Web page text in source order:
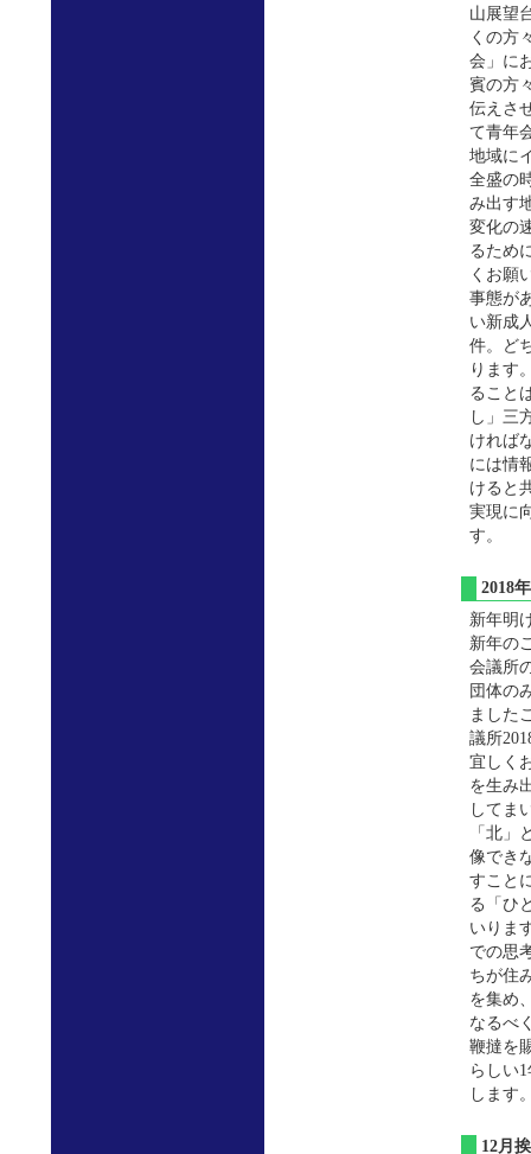
山展望
くの方
会」に
賓の方
伝えさ
て青年
地域に
全盛の
み出す
変化の
るため
くお願
事態が
い新成
件。ど
ります
ること
し」三
ければ
には情
けると
実現に
す
2018
新年明
新年の
会議所
団体の
ました
議所
宜しく
を生み
してま
「北」
像でき
すこと
る「ひ
いりま
での思
ちが住
を集め
なるべ
鞭撻を
らしい
します
12月